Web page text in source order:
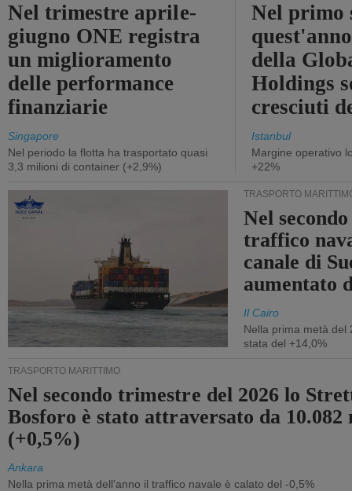
Nel trimestre aprile-
giugno ONE registra
un miglioramento
delle performance
finanziarie
Singapore
Nel periodo la flotta ha trasportato quasi
3,3 milioni di container (+2,9%)
Nel primo
della
Holdings
cresciuti
Istanbul
Margine operativo
+22%
TRASPORTO
Nel
traffico
canale di
aumentato
Il Cairo
Nella prima metà del
stata del +14,0%
TRASPORTO MARITTIMO
Nel secondo trimestre del 2026 lo
Bosforo è stato attraversato da 10.082
(+0,5%)
Ankara
Nella prima metà dell'anno il traffico navale è calato del -0,5%